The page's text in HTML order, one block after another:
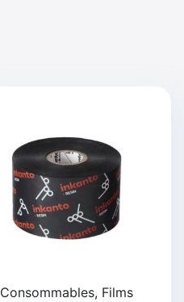
Consommables, Films